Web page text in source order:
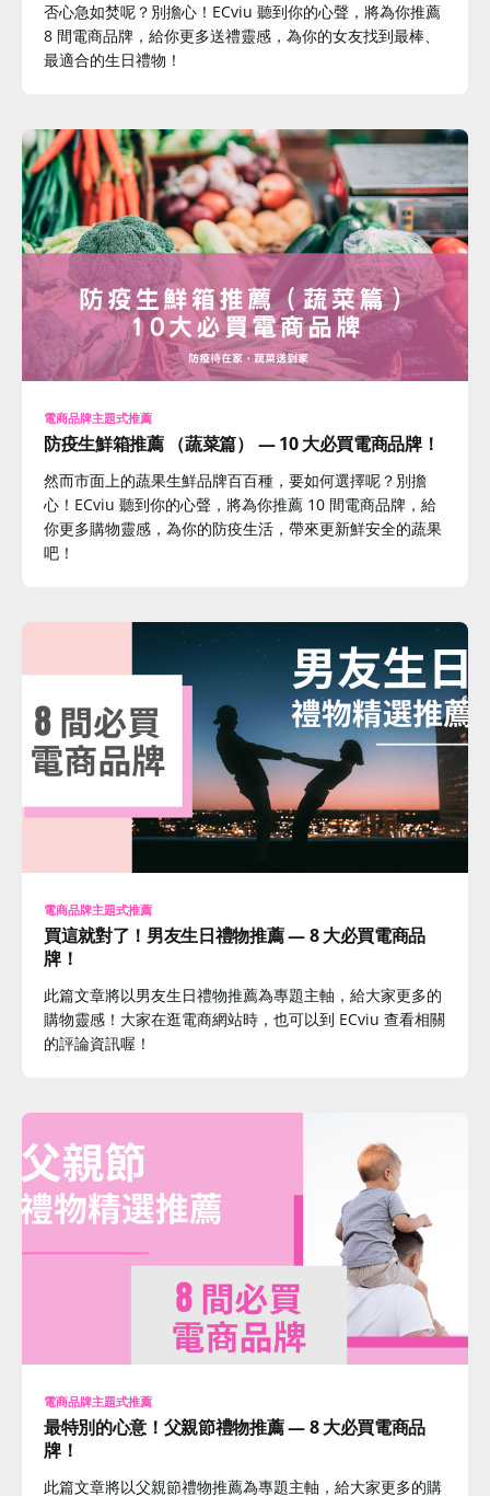
否心急如焚呢？別擔心！ECviu 聽到你的心聲，將為你推薦
8 間電商品牌，給你更多送禮靈感，為你的女友找到最棒、
最適合的生日禮物！
電商品牌主題式推薦
防疫生鮮箱推薦 （蔬菜篇） — 10 大必買電商品牌！
然而市面上的蔬果生鮮品牌百百種，要如何選擇呢？別擔
心！ECviu 聽到你的心聲，將為你推薦 10 間電商品牌，給
你更多購物靈感，為你的防疫生活，帶來更新鮮安全的蔬果
吧！
電商品牌主題式推薦
買這就對了！男友生日禮物推薦 — 8 大必買電商品
牌！
此篇文章將以男友生日禮物推薦為專題主軸，給大家更多的
購物靈感！大家在逛電商網站時，也可以到 ECviu 查看相關
的評論資訊喔！
電商品牌主題式推薦
最特別的心意！父親節禮物推薦 — 8 大必買電商品
牌！
此篇文章將以父親節禮物推薦為專題主軸，給大家更多的購